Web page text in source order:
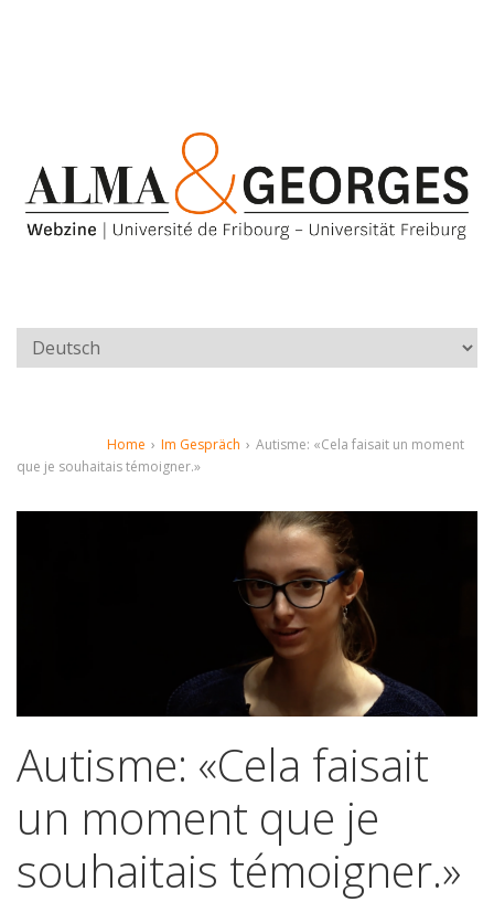
Home › Im Gespräch › Autisme: «Cela faisait un moment
que je souhaitais témoigner.»
Autisme: «Cela faisait
un moment que je
souhaitais témoigner.»